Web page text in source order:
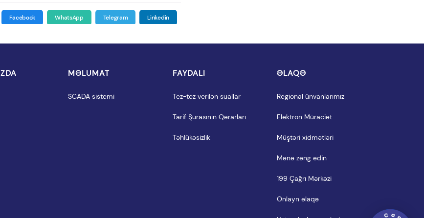
Facebook WhatsApp Telegram Linkedin
MƏLUMAT
SCADA sistemi
FAYDALI
Tez-tez verilən suallar
Tarif Şurasının Qərarları
Təhlükəsizlik
ƏLAQƏ
Regional ünvanlarımız
Elektron Müraciət
Müştəri xidmətləri
Mənə zəng edin
199 Çağrı Mərkəzi
Onlayn əlaqə